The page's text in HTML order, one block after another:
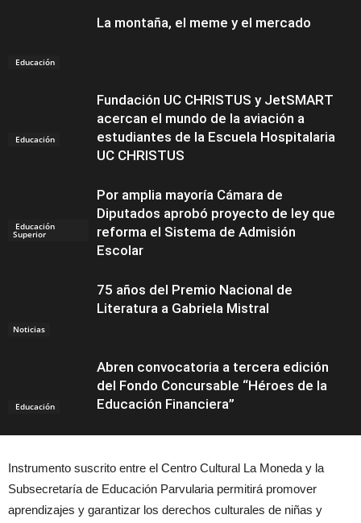
Educación
La montaña, el meme y el mercado
Educación
Fundación UC CHRISTUS y JetSMART
acercan el mundo de la aviación a
estudiantes de la Escuela Hospitalaria
UC CHRISTUS
Educación
Superior
Por amplia mayoría Cámara de
Diputados aprobó proyecto de ley que
reforma el Sistema de Admisión
Escolar
Noticias
75 años del Premio Nacional de
Literatura a Gabriela Mistral
Educación
Abren convocatoria a tercera edición
del Fondo Concursable “Héroes de la
Educación Financiera”
Instrumento suscrito entre el Centro Cultural La Moneda y la
Subsecretaría de Educación Parvularia permitirá promover
aprendizajes y garantizar los derechos culturales de niñas y